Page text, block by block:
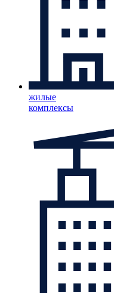
жилые
комплексы